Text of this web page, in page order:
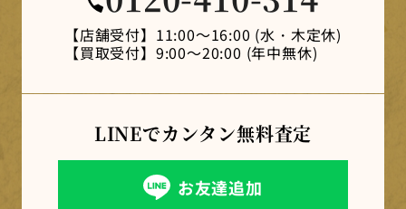
【店舗受付】 11:00～16:00 (水・木定休)
【買取受付】 9:00～20:00 (年中無休)
LINEでカンタン無料査定
お友達追加